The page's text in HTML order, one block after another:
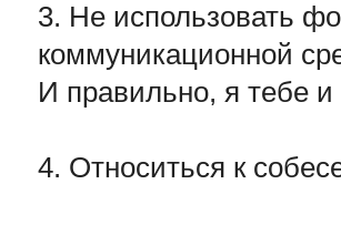
3. Не использовать
коммуникационной
И правильно, я тебе
4. Относиться к